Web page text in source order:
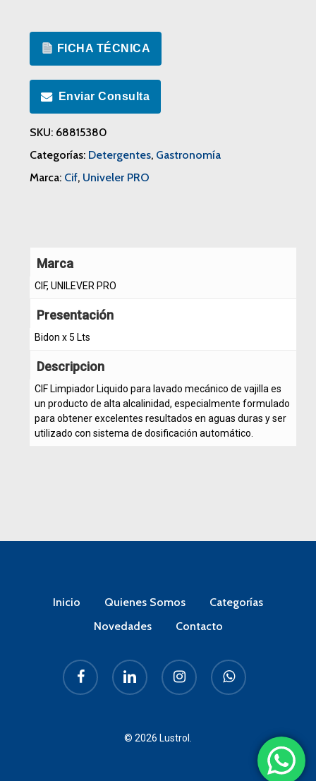
FICHA TÉCNICA
Enviar Consulta
SKU: 68815380
Categorías: Detergentes, Gastronomía
Marca: Cif, Univeler PRO
Marca
CIF, UNILEVER PRO
Presentación
Bidon x 5 Lts
Descripcion
CIF Limpiador Liquido para lavado mecánico de vajilla es
un producto de alta alcalinidad, especialmente formulado
para obtener excelentes resultados en aguas duras y ser
utilizado con sistema de dosificación automático.
Inicio Quienes Somos
Categorías
Novedades
Contacto
facebook linkedin instagram whatsapp
© 2026 Lustrol.